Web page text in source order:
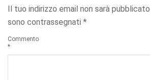
Il tuo indirizzo email non sarà pubblicato.
sono contrassegnati *
Commento
*